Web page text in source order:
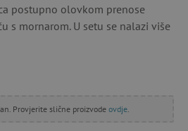
postupno olovkom prenose
s mornarom. U setu se nalazi više
Provjerite slične proizvode ovdje